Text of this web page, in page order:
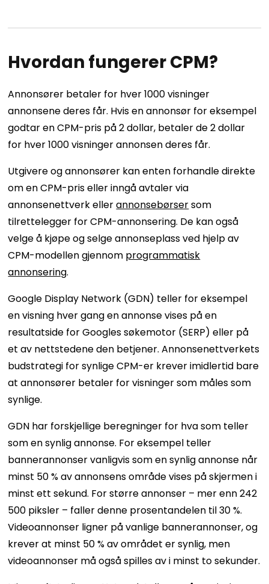
Hvordan fungerer CPM?
Annonsører betaler for hver 1000 visninger
annonsene deres får. Hvis en annonsør for eksempel
godtar en CPM-pris på 2 dollar, betaler de 2 dollar
for hver 1000 visninger annonsen deres får.
Utgivere og annonsører kan enten forhandle direkte
om en CPM-pris eller inngå avtaler via
annonsenettverk ellerannonsebørsersom
tilrettelegger for CPM-annonsering. De kan også
velge å kjøpe og selge annonseplass ved hjelp av
CPM-modellen gjennom programmatisk
annonsering.
Google Display Network (GDN) teller for eksempel
en visning hver gang en annonse vises på en
resultatside for Googles søkemotor (SERP) eller på
et av nettstedene den betjener. Annonsenettverkets
budstrategi for synlige CPM-er krever imidlertid bare
at annonsører betaler for visninger som måles som
synlige.
GDN har forskjellige beregninger for hva som teller
som en synlig annonse. For eksempel teller
bannerannonser vanligvis som en synlig annonse når
minst 50 % av annonsens område vises på skjermen i
minst ett sekund. For større annonser – mer enn 242
500 piksler – faller denne prosentandelen til 30 %.
Videoannonser ligner på vanlige bannerannonser, og
krever at minst 50 % av området er synlig, men
videoannonser må også spilles av i minst to sekunder.